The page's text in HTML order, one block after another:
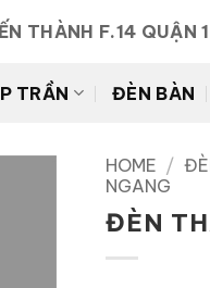
THÀNH F.14 QUẬN
TRẦN ĐÈN BÀN
HOME /
NGANG
ĐÈN